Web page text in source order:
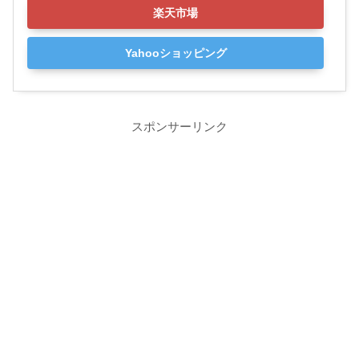
楽天市場
Yahooショッピング
スポンサーリンク